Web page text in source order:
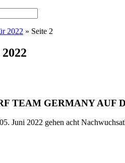
2022 » Seite 2
TEAM GERMANY AUF
Juni 2022 gehen acht